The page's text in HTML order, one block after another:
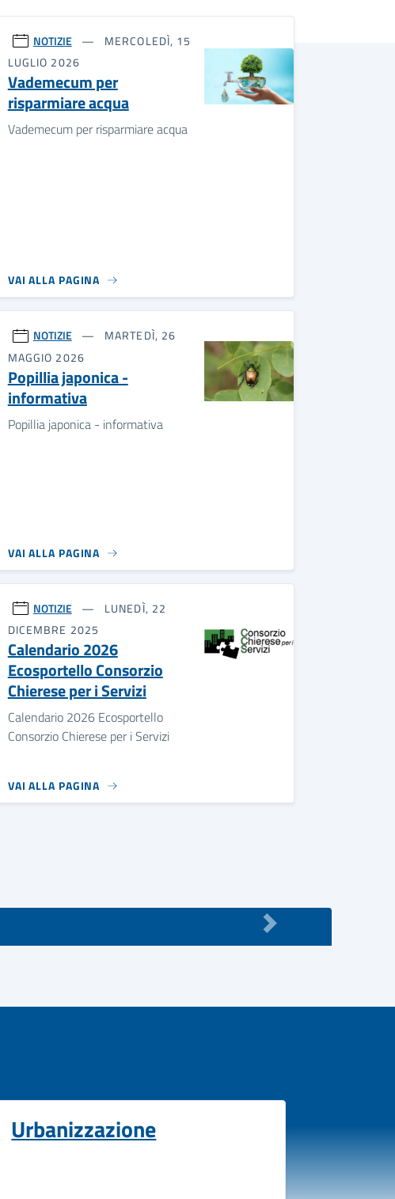
NOTIZIE
MERCOLEDÌ, 15
LUGLIO 2026
Vademecum per
risparmiare acqua
Vademecum per risparmiare acqua
VAI ALLA PAGINA
NOTIZIE
MARTEDÌ, 26
MAGGIO 2026
Popillia japonica -
informativa
Popillia japonica - informativa
VAI ALLA PAGINA
NOTIZIE
LUNEDÌ, 22
DICEMBRE 2025
Calendario 2026
Ecosportello Consorzio
Chierese per i Servizi
Calendario 2026 Ecosportello
Consorzio Chierese per i Servizi
VAI ALLA PAGINA
Urbanizzazione